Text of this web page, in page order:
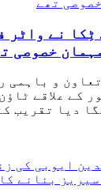
ٹِکا نے واٹر
خصوصی
و باہمی
کے علاقے
دیا تقریب